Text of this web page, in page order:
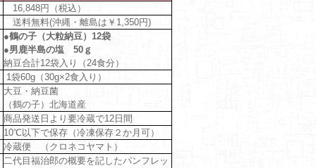
16,848円（税込）
送料無料(沖縄・離島は￥1,350円)
●鶴の子（大粒納豆）12袋
●男鹿半島の塩 50ｇ
納豆合計12袋入り（24食分）
1袋60g（30g×2食入り）
大豆・納豆菌
（鶴の子）北海道産
商品発送日より要冷蔵で12日間
10℃以下で保存（冷凍保存２か月可）
冷蔵便 （クロネコヤマト）
二代目福治郎の概要を記したパンフレッ